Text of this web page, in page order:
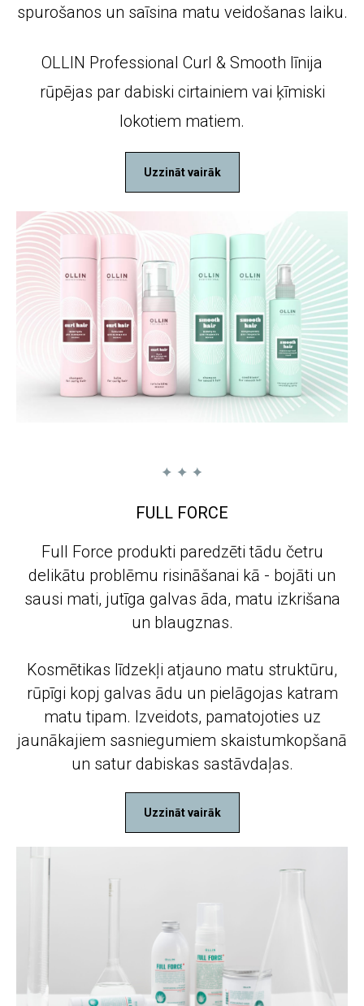
spurošanos un saīsina matu veidošanas laiku.
OLLIN Professional Curl & Smooth līnija
rūpējas par dabiski cirtainiem vai ķīmiski
lokotiem matiem.
Uzzināt vairāk
FULL FORCE
Full Force produkti paredzēti tādu četru
delikātu problēmu risināšanai kā - bojāti un
sausi mati, jutīga galvas āda, matu izkrišana
un blaugznas.
Kosmētikas līdzekļi atjauno matu struktūru,
rūpīgi kopj galvas ādu un pielāgojas katram
matu tipam. Izveidots, pamatojoties uz
jaunākajiem sasniegumiem skaistumkopšanā
un satur dabiskas sastāvdaļas.
Uzzināt vairāk